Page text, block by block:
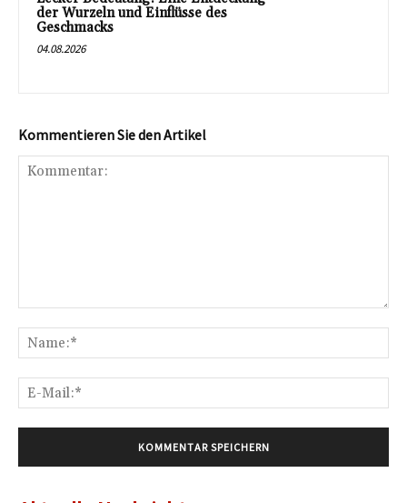
der Wurzeln und Einflüsse des
Geschmacks
04.08.2026
Kommentieren Sie den Artikel